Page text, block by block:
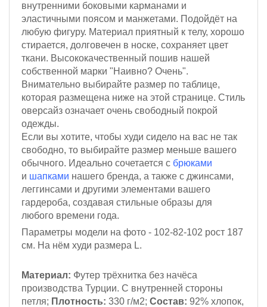
внутренними боковыми карманами и
эластичными поясом и манжетами. Подойдёт на
любую фигуру. Материал приятный к телу, хорошо
стирается, долговечен в носке, сохраняет цвет
ткани. Высококачественный пошив нашей
собственной марки "Наивно? Очень".
Внимательно выбирайте размер по таблице,
которая размещена ниже на этой странице. Стиль
оверсайз означает очень свободный покрой
одежды.
Если вы хотите, чтобы худи сидело на вас не так
свободно, то выбирайте размер меньше вашего
обычного. Идеально сочетается с брюками
и шапками нашего бренда, а также с джинсами,
леггинсами и другими элементами вашего
гардероба, создавая стильные образы для
любого времени года.
Параметры модели на фото - 102-82-102 рост 187
см. На нём худи размера L.
Материал: Футер трёхнитка без начёса
производства Турции. С внутренней стороны
петля; Плотность: 330 г/м2; Состав: 92% хлопок,